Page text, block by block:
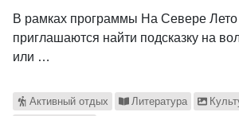
В рамках программы На Севере
приглашаются найти подсказку на
или …
Активный отдых Литература